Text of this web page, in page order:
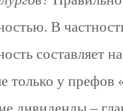
В
составляет
только у префов